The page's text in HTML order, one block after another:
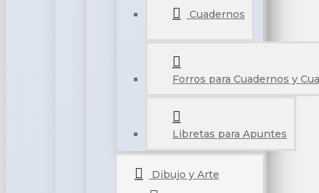
Cuadernos
Forros para Cuadernos y
Libretas para Apuntes
Dibujo y Arte